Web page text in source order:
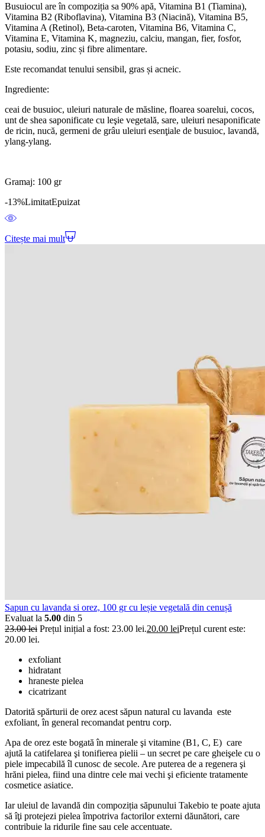
Busuiocul are în compoziția sa 90% apă, Vitamina B1 (Tiamina),
Vitamina B2 (Riboflavina), Vitamina B3 (Niacină), Vitamina B5,
Vitamina A (Retinol), Beta-caroten, Vitamina B6, Vitamina C,
Vitamina E, Vitamina K, magneziu, calciu, mangan, fier, fosfor,
potasiu, sodiu, zinc și fibre alimentare.
Este recomandat tenului sensibil, gras și acneic.
Ingrediente:
ceai de busuioc, uleiuri naturale de măsline, floarea soarelui, cocos,
unt de shea saponificate cu leşie vegetală, sare, uleiuri nesaponificate
de ricin, nucă, germeni de grâu uleiuri esenţiale de busuioc, lavandă,
ylang-ylang.
Gramaj: 100 gr
-13%LimitatEpuizat
Citește mai mult
Sapun cu lavanda si orez, 100 gr cu leșie vegetală din cenușă
Evaluat la 5.00 din 5
23.00lei Prețul inițial a fost: 23.00 lei.20.00 leiPrețul curent este:
20.00 lei.
exfoliant
hidratant
hraneste pielea
cicatrizant
Datorită spărturii de orez acest săpun natural cu lavanda este
exfoliant, în general recomandat pentru corp.
Apa de orez este bogată în minerale şi vitamine (B1, C, E) care
ajută la catifelarea şi tonifierea pielii – un secret pe care gheişele cu o
piele impecabilă îl cunosc de secole. Are puterea de a regenera şi
hrăni pielea, fiind una dintre cele mai vechi şi eficiente tratamente
cosmetice asiatice.
Iar uleiul de lavandă din compoziția săpunului Takebio te poate ajuta
să îţi protejezi pielea împotriva factorilor externi dăunători, care
contribuie la ridurile fine sau cele accentuate.